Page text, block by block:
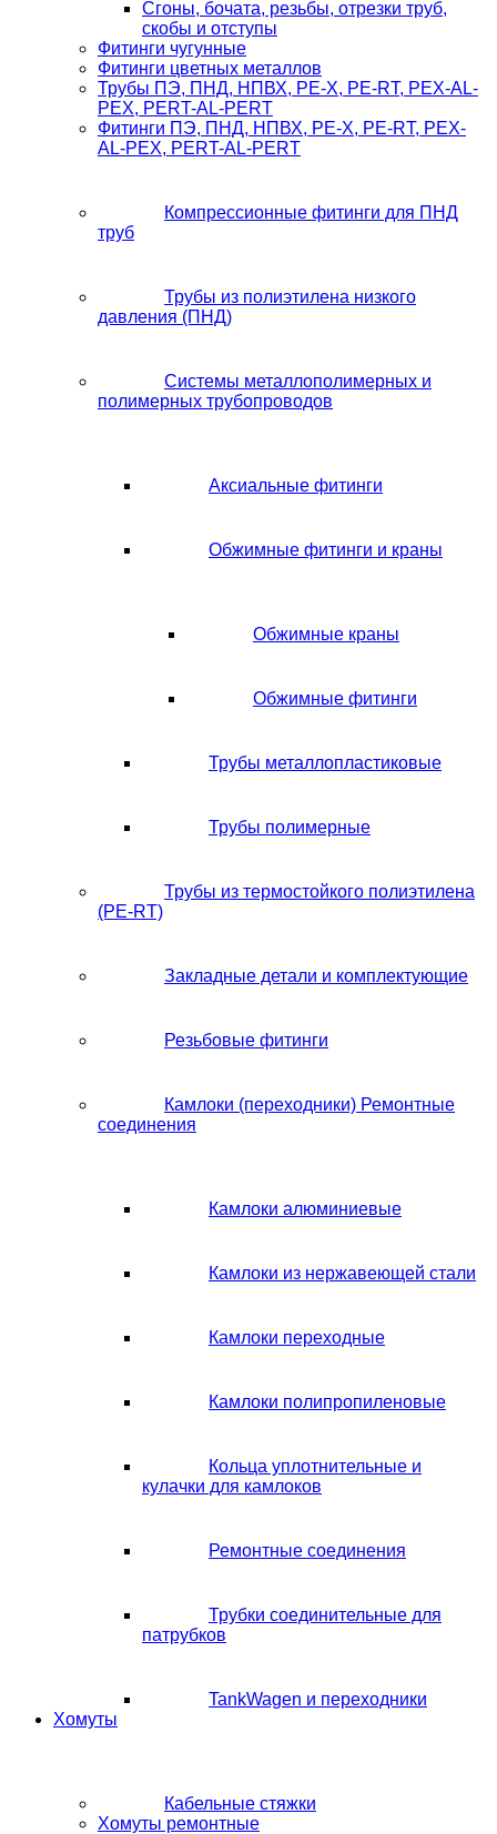
Сгоны, бочата, резьбы, отрезки труб,
скобы и отступы
Фитинги чугунные
Фитинги цветных металлов
Трубы ПЭ, ПНД, НПВХ, PE-X, PE-RT, PEX-AL-
PEX, PERT-AL-PERT
Фитинги ПЭ, ПНД, НПВХ, PE-X, PE-RT, PEX-
AL-PEX, PERT-AL-PERT
Компрессионные фитинги для ПНД
труб
Трубы из полиэтилена низкого
давления (ПНД)
Системы металлополимерных и
полимерных трубопроводов
Аксиальные фитинги
Обжимные фитинги и краны
Обжимные краны
Обжимные фитинги
Трубы металлопластиковые
Трубы полимерные
Трубы из термостойкого полиэтилена
(PE-RT)
Закладные детали и комплектующие
Резьбовые фитинги
Камлоки (переходники) Ремонтные
соединения
Камлоки алюминиевые
Камлоки из нержавеющей стали
Камлоки переходные
Камлоки полипропиленовые
Кольца уплотнительные и
кулачки для камлоков
Ремонтные соединения
Трубки соединительные для
патрубков
TankWagen и переходники
Хомуты
Кабельные стяжки
Хомуты ремонтные